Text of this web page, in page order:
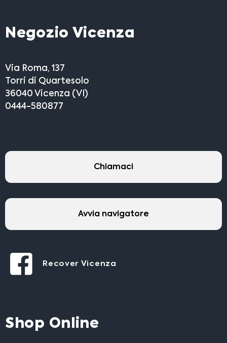
Negozio Vicenza
Via Roma, 137
Torri di Quartesolo
36040 Vicenza (VI)
0444-580877
Chiamaci
Avvia navigatore
Recover Vicenza
Shop Online